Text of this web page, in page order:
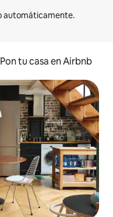
Pon tu casa en Airbnb